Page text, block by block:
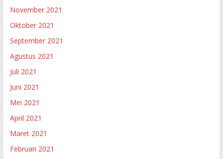
November 2021
Oktober 2021
September 2021
Agustus 2021
Juli 2021
Juni 2021
Mei 2021
April 2021
Maret 2021
Februari 2021